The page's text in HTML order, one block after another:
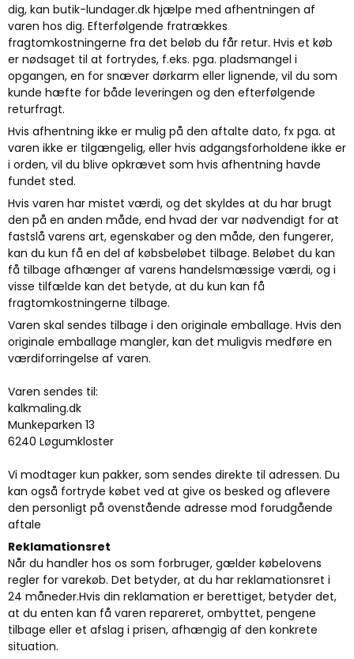
dig, kan butik-lundager.dk hjælpe med afhentningen af
varen hos dig. Efterfølgende fratrækkes
fragtomkostningerne fra det beløb du får retur. Hvis et køb
er nødsaget til at fortrydes, f.eks. pga. pladsmangel i
opgangen, en for snæver dørkarm eller lignende, vil du som
kunde hæfte for både leveringen og den efterfølgende
returfragt.
Hvis afhentning ikke er mulig på den aftalte dato, fx pga. at
varen ikke er tilgængelig, eller hvis adgangsforholdene ikke er
i orden, vil du blive opkrævet som hvis afhentning havde
fundet sted.
Hvis varen har mistet værdi, og det skyldes at du har brugt
den på en anden måde, end hvad der var nødvendigt for at
fastslå varens art, egenskaber og den måde, den fungerer,
kan du kun få en del af købsbeløbet tilbage. Beløbet du kan
få tilbage afhænger af varens handelsmæssige værdi, og i
visse tilfælde kan det betyde, at du kun kan få
fragtomkostningerne tilbage.
Varen skal sendes tilbage i den originale emballage. Hvis den
originale emballage mangler, kan det muligvis medføre en
værdiforringelse af varen.
Varen sendes til:
kalkmaling.dk
Munkeparken 13
6240 Løgumkloster
Vi modtager kun pakker, som sendes direkte til adressen. Du
kan også fortryde købet ved at give os besked og aflevere
den personligt på ovenstående adresse mod forudgående
aftale
Reklamationsret
Når du handler hos os som forbruger, gælder købelovens
regler for varekøb. Det betyder, at du har reklamationsret i
24 måneder.Hvis din reklamation er berettiget, betyder det,
at du enten kan få varen repareret, ombyttet, pengene
tilbage eller et afslag i prisen, afhængig af den konkrete
situation.